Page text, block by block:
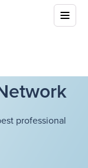
professional